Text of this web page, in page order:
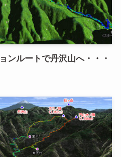
ンルートで丹沢山へ・・・